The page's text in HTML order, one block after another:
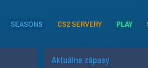
SEASONS CS2 SERVERY PLAY
Aktuálne zápasy